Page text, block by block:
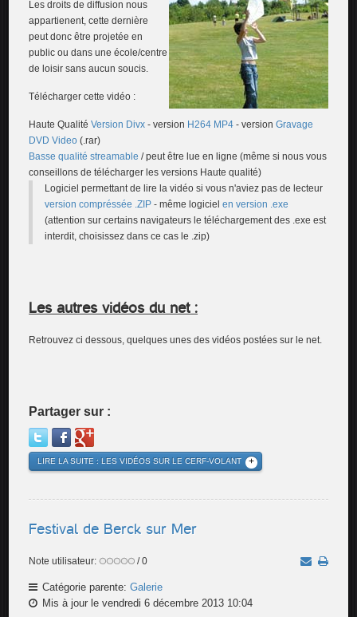
Les droits de diffusion nous
appartienent, cette dernière
peut donc être projetée en
public ou dans une école/centre
de loisir sans aucun soucis.
Télécharger cette vidéo :
Haute QualitéVersion Divx - version H264 MP4 - versionGravage
DVD Video (.rar)
Basse qualité streamable / peut être lue en ligne (même si nous vous
conseillons de télécharger les versions Haute qualité)
Logiciel permettant de lire la vidéo si vous n'aviez pas de lecteur
version compréssée .ZIP - même logicielen version .exe
(attention sur certains navigateurs le téléchargement des .exe est
interdit, choisissez dans ce cas le .zip)
Les autres vidéos du net :
Retrouvez ci dessous, quelques unes des vidéos postées sur le net.
Partager sur :
LIRE LA SUITE : LES VIDÉOS SUR LE CERF-VOLANT
Festival de Berck sur Mer
Note utilisateur: / 0
Catégorie parente:Galerie
Mis à jour le vendredi 6 décembre 2013 10:04